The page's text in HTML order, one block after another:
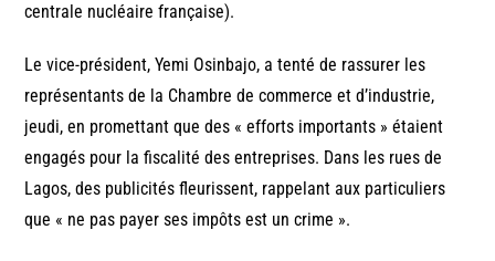
centrale nucléaire française).
Le vice-président, Yemi Osinbajo, a tenté de rassurer les
représentants de la Chambre de commerce et d’industrie,
jeudi, en promettant que des « efforts importants » étaient
engagés pour la fiscalité des entreprises. Dans les rues de
Lagos, des publicités fleurissent, rappelant aux particuliers
que « ne pas payer ses impôts est un crime ».